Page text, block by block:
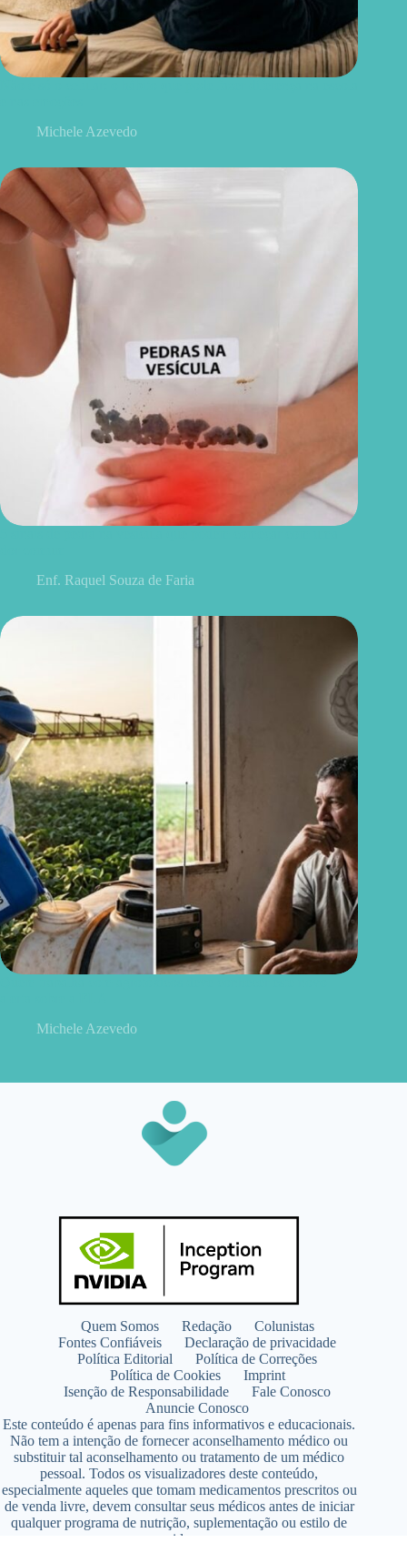
Michele Azevedo
Enf. Raquel Souza de Faria
Michele Azevedo
Quem Somos Redação
Colunistas
Fontes Confiáveis
Declaração de privacidade
Política Editorial
Política de Correções
Política de Cookies
Imprint
Isenção de Responsabilidade
Fale Conosco
Anuncie Conosco
Este conteúdo é apenas para fins informativos e educacionais.
Não tem a intenção de fornecer aconselhamento médico ou
substituir tal aconselhamento ou tratamento de um médico
pessoal. Todos os visualizadores deste conteúdo,
especialmente aqueles que tomam medicamentos prescritos ou
de venda livre, devem consultar seus médicos antes de iniciar
qualquer programa de nutrição, suplementação ou estilo de
vida.